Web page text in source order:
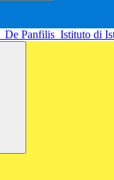
De Panfilis Istituto di